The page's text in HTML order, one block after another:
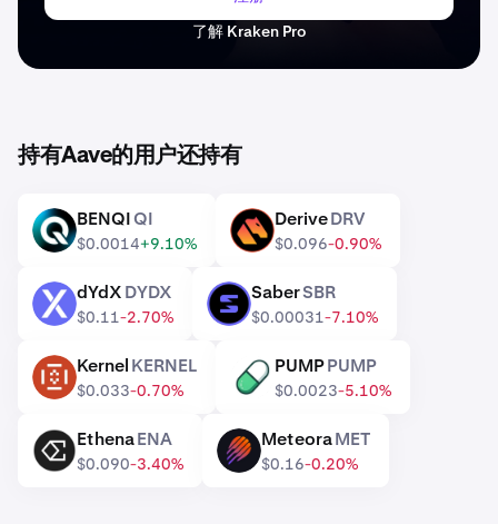
了解 Kraken Pro
持有Aave的用户还持有
QI BENQIQI
$0.0014+9.10%
DRV DeriveDRV
$0.096-0.90%
DYDX dYdXDYDX
$0.11-2.70%
SBR SaberSBR
$0.00031-7.10%
KERNEL KernelKERNEL
$0.033-0.70%
PUMP PUMPPUMP
$0.0023-5.10%
ENA EthenaENA
$0.090-3.40%
MET MeteoraMET
$0.16-0.20%